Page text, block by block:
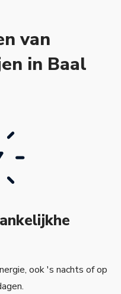
van
in Baal
ook 's nachts of op